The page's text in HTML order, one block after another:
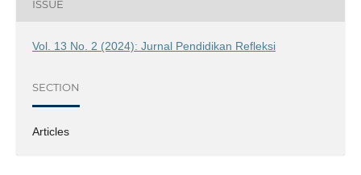
ISSUE
Vol. 13 No. 2 (2024): Jurnal Pendidikan Refleksi
SECTION
Articles